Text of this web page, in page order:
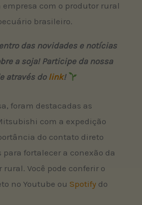
empresa com o produtor rural
brasileiro.
das novidades e notícias
a soja! Participe da nossa
através do link!
foram destacadas as
com a expedição
do contato direto
para fortalecer a conexão da
rural. Você pode conferir o
no Youtube ou Spotify do